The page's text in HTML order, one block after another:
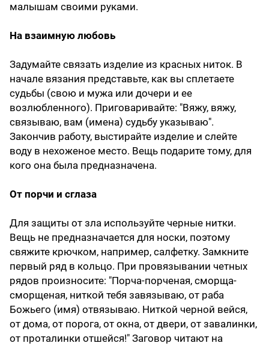
малышам своими руками.
На взаимную любовь
Задумайте связать изделие из красных ниток. В
начале вязания представьте, как вы сплетаете
судьбы (свою и мужа или дочери и ее
возлюбленного). Приговаривайте: "Вяжу, вяжу,
связываю, вам (имена) судьбу указываю".
Закончив работу, выстирайте изделие и слейте
воду в нехоженое место. Вещь подарите тому, для
кого она была предназначена.
От порчи и сглаза
Для защиты от зла используйте черные нитки.
Вещь не предназначается для носки, поэтому
свяжите крючком, например, салфетку. Замкните
первый ряд в кольцо. При провязывании четных
рядов произносите: "Порча-порченая, сморща-
сморщеная, ниткой тебя завязываю, от раба
Божьего (имя) отвязываю. Ниткой черной вейся,
от дома, от порога, от окна, от двери, от завалинки,
от проталинки отшейся!" Заговор читают на